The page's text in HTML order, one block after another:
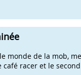
monde de la mob,
racer et le